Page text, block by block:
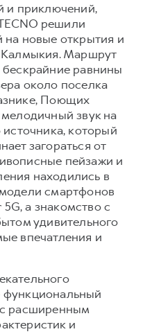
2 049 000 ₽
X
3 499 000 ₽
3 599 000 ₽
и приключений,
решили
на новые открытия и
Калмыкия. Маршрут
равнины
около поселка
Поющих
звук на
который
загораться от
пейзажи и
находились в
смартфонов
а знакомство с
удивительного
впечатления и
с расширенным
и